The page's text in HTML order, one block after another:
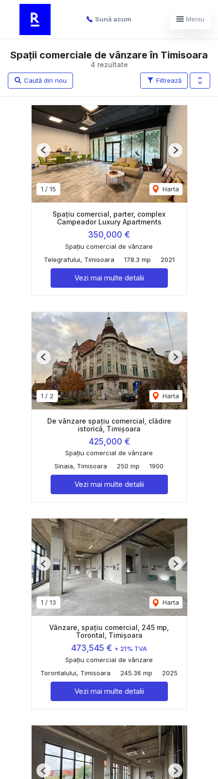
Sună acum Meniu
4 rezultate
Spații comerciale de vânzare în Timisoara
Filtrează
Caută din nou
1 / 15 Harta
Previous Next
Spațiu comercial, parter, complex
Campeador Luxury Apartments
350,000 €
Spațiu comercial de vânzare
Telegrafului, Timisoara
178.3 mp 2021
Vezi mai multe detalii
1 / 2 Harta
Previous Next
De vânzare spațiu comercial, clădire
istorică, Timișoara
425,000 €
Spațiu comercial de vânzare
Sinaia, Timisoara
250 mp 1900
Vezi mai multe detalii
1 / 13 Harta
Previous Next
Vânzare, spațiu comercial, 245 mp,
Torontal, Timișoara
473,545 € + 21% TVA
Spațiu comercial de vânzare
Torontalului, Timisoara
245.36 mp 2025
Vezi mai multe detalii
Previous Next